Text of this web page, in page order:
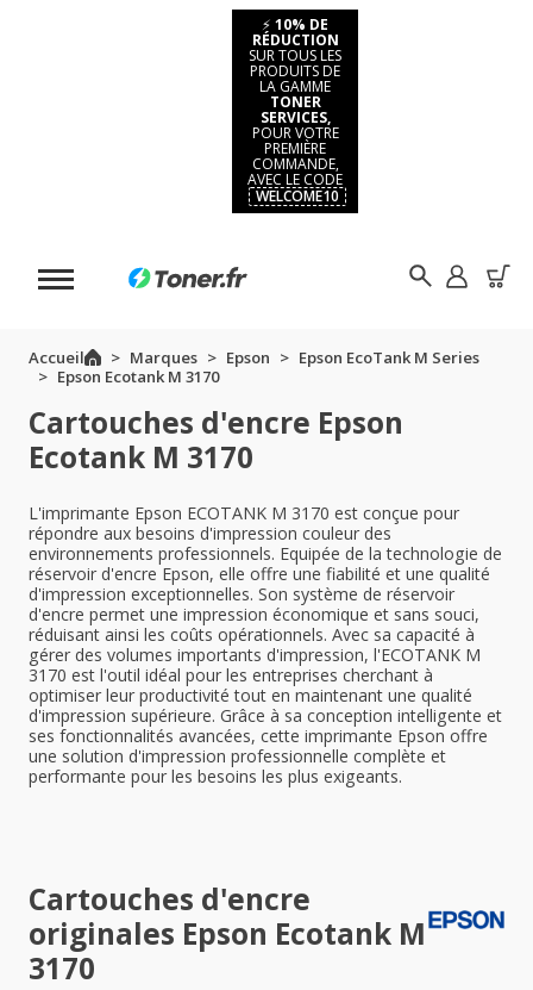
⚡ 10% DE
RÉDUCTION
SUR TOUS LES
PRODUITS DE
LA GAMME
TONER
SERVICES,
POUR VOTRE
PREMIÈRE
COMMANDE,
AVEC LE CODE
WELCOME10
Accueil Marques Epson
Epson EcoTank M Series
Epson Ecotank M 3170
Cartouches d'encre Epson
Ecotank M 3170
L'imprimante Epson ECOTANK M 3170 est conçue pour
répondre aux besoins d'impression couleur des
environnements professionnels. Equipée de la technologie de
réservoir d'encre Epson, elle offre une fiabilité et une qualité
d'impression exceptionnelles. Son système de réservoir
d'encre permet une impression économique et sans souci,
réduisant ainsi les coûts opérationnels. Avec sa capacité à
gérer des volumes importants d'impression, l'ECOTANK M
3170 est l'outil idéal pour les entreprises cherchant à
optimiser leur productivité tout en maintenant une qualité
d'impression supérieure. Grâce à sa conception intelligente et
ses fonctionnalités avancées, cette imprimante Epson offre
une solution d'impression professionnelle complète et
performante pour les besoins les plus exigeants.
Cartouches d'encre
originales Epson Ecotank M
3170